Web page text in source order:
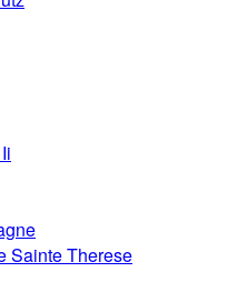
Sainte Therese